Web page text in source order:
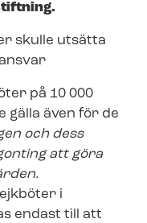
skulle utsätta
på 10 000
gälla även för de
och dess
att göra
.
i
endast till att